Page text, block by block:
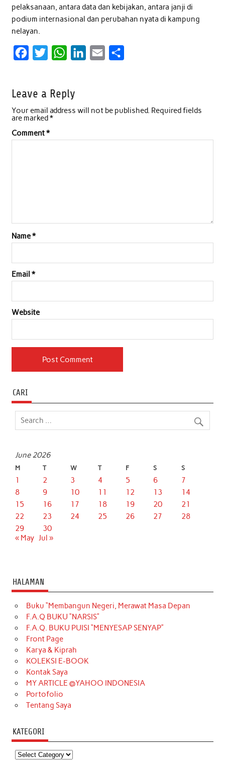
pelaksanaan, antara data dan kebijakan, antara janji di
podium internasional dan perubahan nyata di kampung
nelayan.
e
b
o
t
e
r
W
t
s
p
e
I
l
e
Leave a Reply
Your email address will not be published. Required fields
are marked*
Comment*
Name*
Email *
Website
CARI
June 2026
M T W T F S S
1 2 3 4 5 6
7
8
9 10 11 12 13
14
15
16 17 18 19 20
21
22
23 24 25 26 27
28
29
30
« May Jul »
HALAMAN
Buku “Membangun Negeri, Merawat Masa Depan
F.A.Q BUKU “NARSIS”
F.A.Q. BUKU PUISI “MENYESAP SENYAP”
Front Page
Karya & Kiprah
KOLEKSI E-BOOK
Kontak Saya
MY ARTICLE @YAHOO INDONESIA
Portofolio
Tentang Saya
KATEGORI
Kategori